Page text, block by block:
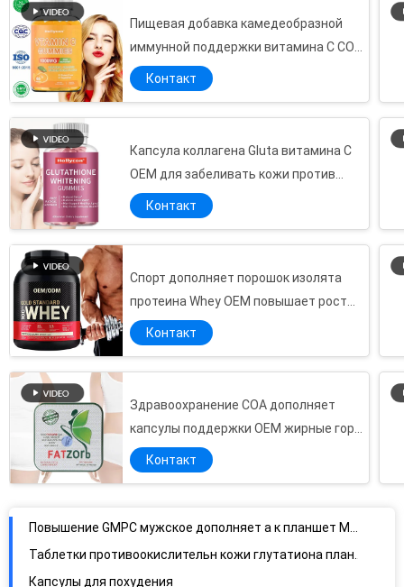
Пищевая добавка камедеобразной
иммунной поддержки витамина C COA
анти- старея
Контакт
Капсула коллагена Gluta витамина C
OEM для забеливать кожи против
старения
Контакт
Спорт дополняет порошок изолята
протеина Whey OEM повышает рост
мышцы
Контакт
Здравоохранение COA дополняет
капсулы поддержки OEM жирные горя
уменьшая
Контакт
Капсулы для похудения